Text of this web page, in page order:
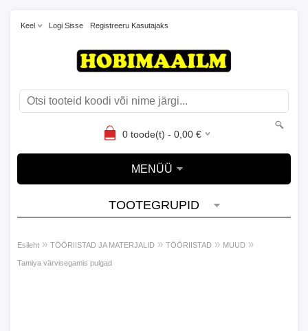
Keel Logi Sisse Registreeru Kasutajaks
0toode(t) - 0,00€
MENÜÜ
TOOTEGRUPID
Esileht » TÖÖRIISTAD JA MATERJALID » TÖÖRIISTAD » MUUD »
Tamiya värvisegamis pulgad